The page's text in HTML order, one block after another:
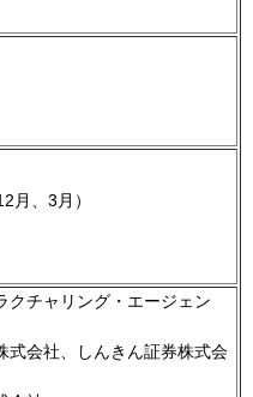
月、3月）
クチャリング・エージェン
式会社、しんきん証券株式会